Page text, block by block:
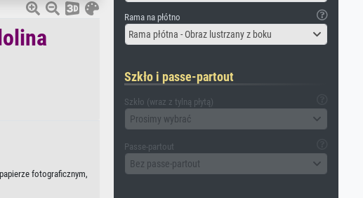
fotograficznym,
Rama na płótno
Rama płótna - Obraz lustrzany z boku
Szkło i passe-partout
Szkło (wraz z tylną płytą)
Prosimy wybrać
Passe-partout
Bez passe-partout